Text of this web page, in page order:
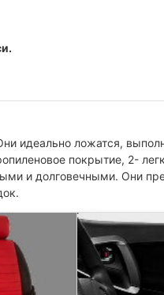
идеально ложатся,
покрытие, 2-
и долговечными. Они